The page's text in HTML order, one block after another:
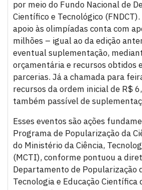
por meio do Fundo Nacional de
Científico e Tecnológico
apoio às olimpíadas conta com
milhões – igual ao da edição
eventual suplementação,
orçamentária e recursos obtidos
parcerias. Já a chamada para
recursos da ordem inicial de R$
também passível de
Esses eventos são ações
Programa de Popularização da
do Ministério da Ciência,
(MCTI), conforme pontuou a
Departamento de Popularização
Tecnologia e Educação Científica